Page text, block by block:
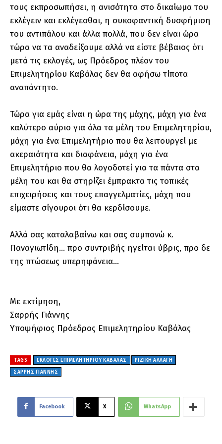
τους εκπροσωπήσει, η ανισότητα στο δικαίωμα του
εκλέγειν και εκλέγεσθαι, η συκοφαντική δυσφήμιση
του αντιπάλου και άλλα πολλά, που δεν είναι ώρα
τώρα να τα αναδείξουμε αλλά να είστε βέβαιος ότι
μετά τις εκλογές, ως Πρόεδρος πλέον του
Επιμελητηρίου Καβάλας δεν θα αφήσω τίποτα
αναπάντητο.
Τώρα για εμάς είναι η ώρα της μάχης, μάχη για ένα
καλύτερο αύριο για όλα τα μέλη του Επιμελητηρίου,
μάχη για ένα Επιμελητήριο που θα λειτουργεί με
ακεραιότητα και διαφάνεια, μάχη για ένα
Επιμελητήριο που θα λογοδοτεί για τα πάντα στα
μέλη του και θα στηρίζει έμπρακτα τις τοπικές
επιχειρήσεις και τους επαγγελματίες, μάχη που
είμαστε σίγουροι ότι θα κερδίσουμε.
Αλλά σας καταλαβαίνω και σας συμπονώ κ.
Παναγιωτίδη… προ συντριβής ηγείται ύβρις, προ δε
της πτώσεως υπερηφάνεια…
Με εκτίμηση,
Σαρρής Γιάννης
Υποψήφιος Πρόεδρος Επιμελητηρίου Καβάλας
TAGS ΕΚΛΟΓΕΣ ΕΠΙΜΕΛΗΤΗΡΙΟΥ ΚΑΒΑΛΑΣ
ΡΙΖΙΚΗ ΑΛΛΑΓΗ
ΣΑΡΡΗΣ ΓΙΑΝΝΗΣ
Facebook X WhatsApp